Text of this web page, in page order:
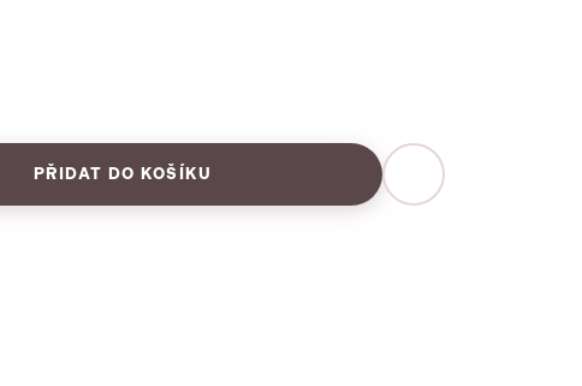
PŘIDAT DO KOŠÍKU